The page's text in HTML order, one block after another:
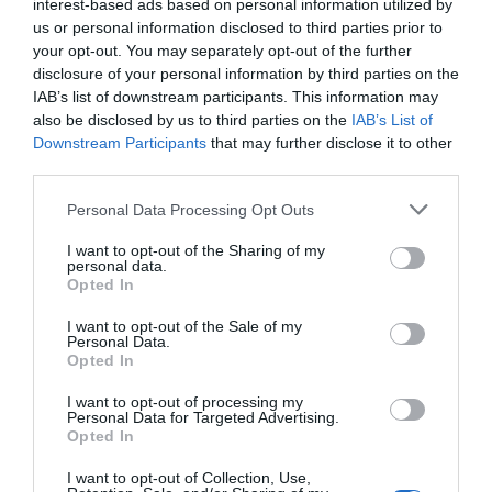
interest-based ads based on personal information utilized by
us or personal information disclosed to third parties prior to
your opt-out. You may separately opt-out of the further
disclosure of your personal information by third parties on the
IAB’s list of downstream participants. This information may
also be disclosed by us to third parties on the IAB’s List of
Downstream Participants that may further disclose it to other
Personal Data Processing Opt Outs
I want to opt-out of the Sharing of my
personal data.
Opted In
I want to opt-out of the Sale of my
Personal Data.
Opted In
I want to opt-out of processing my
Personal Data for Targeted Advertising.
Opted In
I want to opt-out of Collection, Use,
no es van creure aquests mantres i avui, encara,
entre les deu economies més innovadores del
món, set són europees: Alemanya, Àustria,
Dinamarca, Finlàndia, Suècia, Suïssa i Holanda.
Economies d’alta intensitat innovadora
treballen cooperativament amb centres
tecnològics de frontera. És el model 4.0,
possiblement el millor del món, no tan sensible a
model americà) i no tan dirigista i autocràtic com
els models asiàtics.
Mariana Mazzucato: “Per ser